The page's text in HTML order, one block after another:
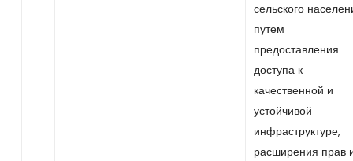
сельского
путем
предоставления
доступа к
качественной и
устойчивой
инфраструктуре,
расширения прав